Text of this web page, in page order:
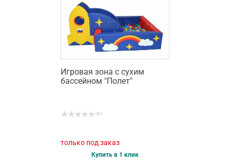
Игровая зона с сухим
бассейном "Полет"
( 0 )
только под заказ
Купить в 1 клик